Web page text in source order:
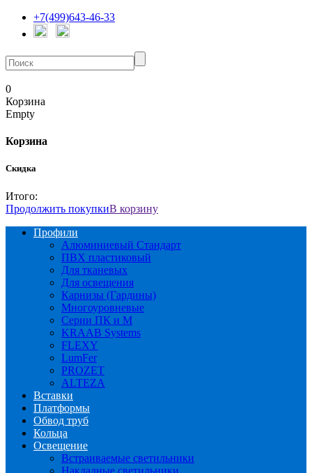
+7(499)643-46-33
0
Корзина
Empty
Корзина
Скидка
Итого:
Продолжить покупкиВ корзину
Профили
Алюминиевый Стандарт
ПВХ пластиковый
Для тканевых
Для освещения
Карнизы (Гардины)
Многоуровневые
Серии ПК и М
KRAAB Systems
FLEXY
LumFer
PROZET
ALTEZA
Вставки
Платформы
Обвод труб
Кольца
Освещение
Встраиваемые светильники
Накладные светильники